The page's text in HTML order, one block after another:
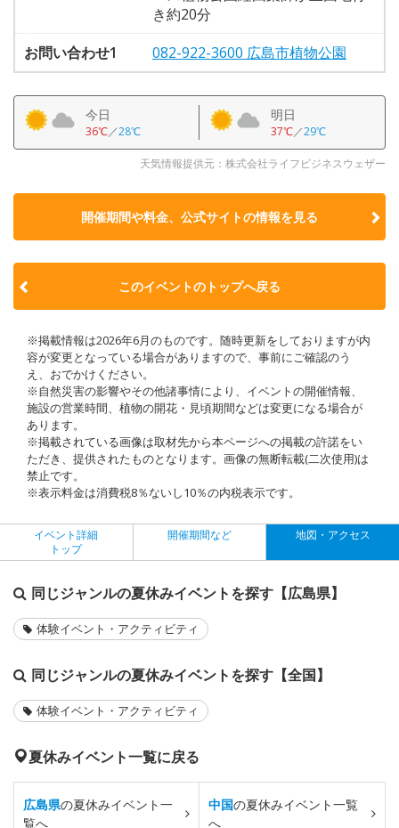
き約20分
お問い合わせ1
082-922-3600 広島市植物公園
今日
36℃／28℃
明日
37℃／29℃
天気情報提供元：株式会社ライフビジネスウェザー
開催期間や料金、公式サイトの情報を見る
このイベントのトップへ戻る
※掲載情報は2026年6月のものです。随時更新をしておりますが内
容が変更となっている場合がありますので、事前にご確認のう
え、おでかけください。
※自然災害の影響やその他諸事情により、イベントの開催情報、
施設の営業時間、植物の開花・見頃期間などは変更になる場合が
あります。
※掲載されている画像は取材先から本ページへの掲載の許諾をい
ただき、提供されたものとなります。画像の無断転載(二次使用)は
禁止です。
※表示料金は消費税8％ないし10％の内税表示です。
イベント詳細
トップ
開催期間など 地図・アクセス
同じジャンルの夏休みイベントを探す【広島県】
体験イベント・アクティビティ
同じジャンルの夏休みイベントを探す【全国】
体験イベント・アクティビティ
夏休みイベント一覧に戻る
広島県の夏休みイベント一
覧へ
中国の夏休みイベント一覧
へ